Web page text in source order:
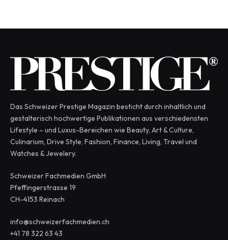
Das Schweizer Prestige Magazin besticht durch inhaltlich und
gestalterisch hochwertige Publikationen aus verschiedensten
Lifestyle – und Luxus-Bereichen wie Beauty, Art & Culture,
Culinarium, Drive Style, Fashion, Finance, Living, Travel und
Watches & Jewelery.
Schweizer Fachmedien GmbH
Pfeffingerstrasse 19
CH-4153 Reinach
info@schweizerfachmedien.ch
+41 78 322 63 43